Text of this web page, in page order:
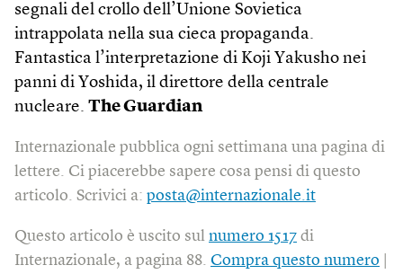
segnali del crollo dell’Unione Sovietica
intrappolata nella sua cieca propaganda.
Fantastica l’interpretazione di Koji Yakusho nei
panni di Yoshida, il direttore della centrale
nucleare. The Guardian
Internazionale pubblica ogni settimana una pagina di
lettere. Ci piacerebbe sapere cosa pensi di questo
articolo. Scrivici a: posta@internazionale.it
Questo articolo è uscito sul numero 1517 di
Internazionale, a pagina 88. Compra questo numero